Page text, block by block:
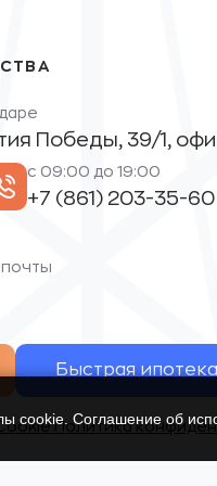
Победы, 39/1,
с 09:00 до 19:00
+7 (861) 203-35-60
Быстрая ипотека
Политика
cookie. Соглашение об